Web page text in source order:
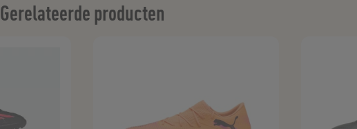
Gerelateerde producten